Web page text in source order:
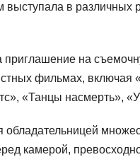
выступала в различных
приглашение на
фильмах,
«Танцы насмерть»,
обладательницей
камерой,